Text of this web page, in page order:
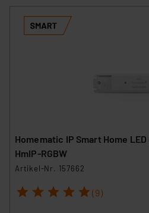
Homematic IP Smart Home
HmIP-RGBW
Artikel-Nr. 157662
1 2 3 4 5 (9)